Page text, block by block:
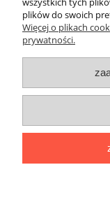
plików do swoich
Więcej o plikach
prywatności.